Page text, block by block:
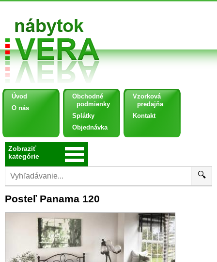
Úvod
O nás
Obchodné
podmienky
Splátky
Objednávka
Vzorková
predajňa
Kontakt
Zobraziť
kategórie
🔍
Posteľ Panama 120